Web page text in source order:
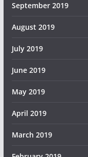
September 2019
August 2019
July 2019
June 2019
May 2019
April 2019
March 2019